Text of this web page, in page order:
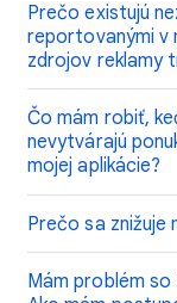
Prečo existujú
reportovanými v
zdrojov reklamy
Čo mám robiť,
nevytvárajú
mojej aplikácie?
Prečo sa znižuje
Mám problém